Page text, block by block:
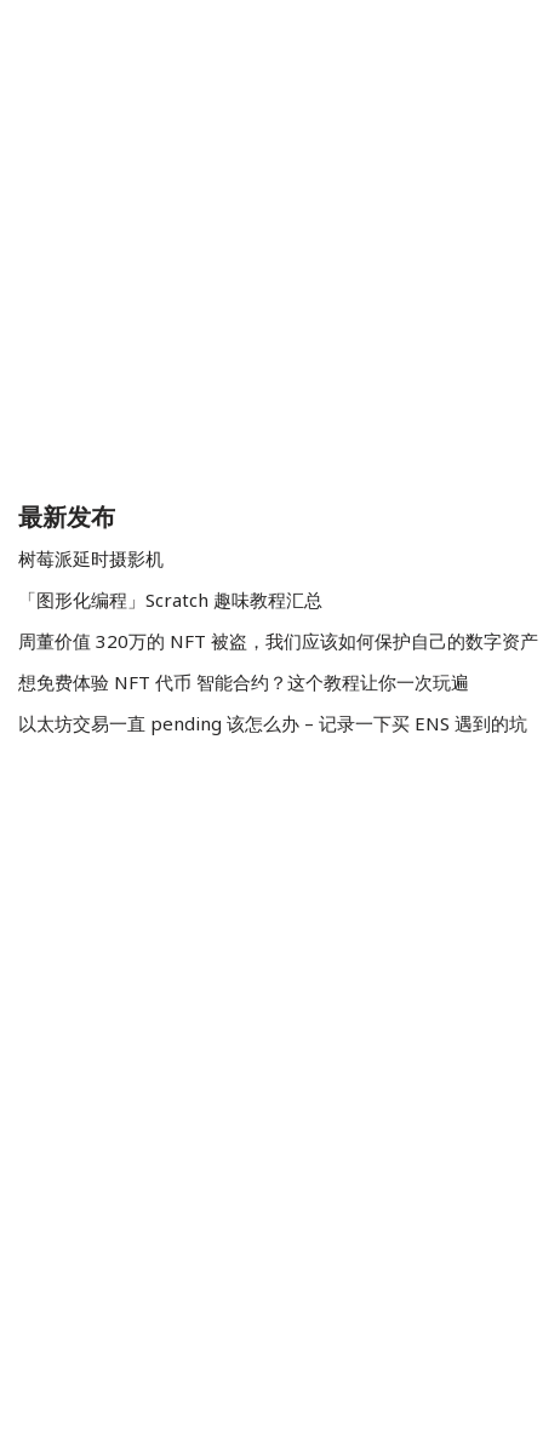
最新发布
树莓派延时摄影机
「图形化编程」Scratch 趣味教程汇总
周董价值 320万的 NFT 被盗，我们应该如何保护自己的数字资产
想免费体验 NFT 代币 智能合约？这个教程让你一次玩遍
以太坊交易一直 pending 该怎么办 – 记录一下买 ENS 遇到的坑